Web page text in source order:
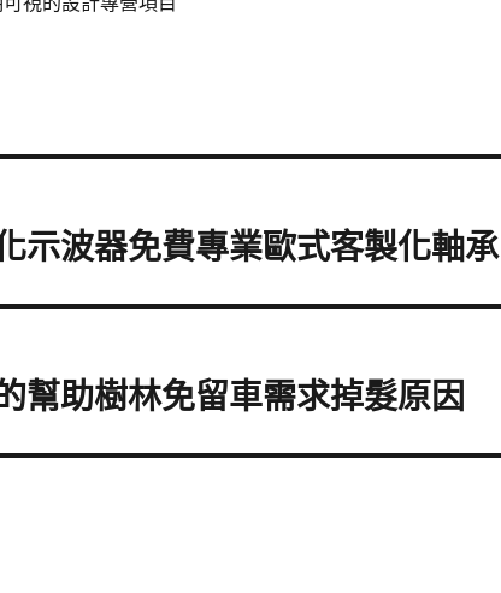
示波器免費專業歐式客製化軸承
幫助樹林免留車需求掉髮原因